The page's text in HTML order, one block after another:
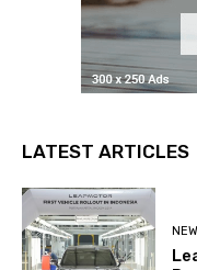
LATEST ARTICLES